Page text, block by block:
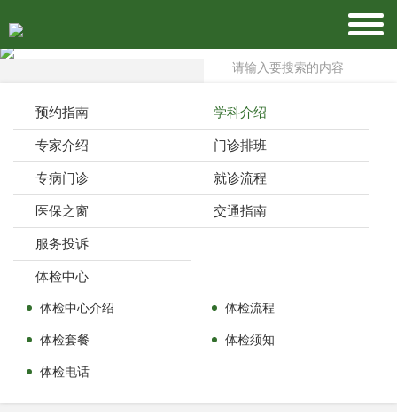
预约指南 学科介绍
专家介绍 门诊排班
专病门诊 就诊流程
医保之窗 交通指南
服务投诉
体检中心
体检中心介绍 体检流程
体检套餐 体检须知
体检电话